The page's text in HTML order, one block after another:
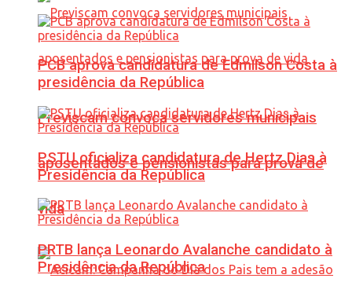
Previscam convoca servidores municipais
aposentados e pensionistas para prova de
vida
PCB aprova candidatura de Edmilson Costa à
presidência da República
PSTU oficializa candidatura de Hertz Dias à
Presidência da República
PRTB lança Leonardo Avalanche candidato à
Presidência da República